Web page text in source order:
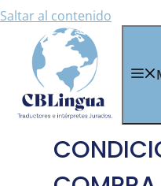
Saltar al contenido